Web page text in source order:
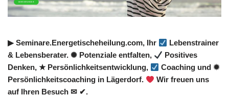
▶︎ Seminare.Energetischeheilung.com, Ihr
Lebenstrainer
& Lebensberater. ✺ Potenziale entfalten,
Positives
Denken, ★ Persönlichkeitsentwicklung,
Coaching und ✹
Persönlichkeitscoaching in Lägerdorf.
Wir freuen uns
auf Ihren Besuch ✉ ✔.